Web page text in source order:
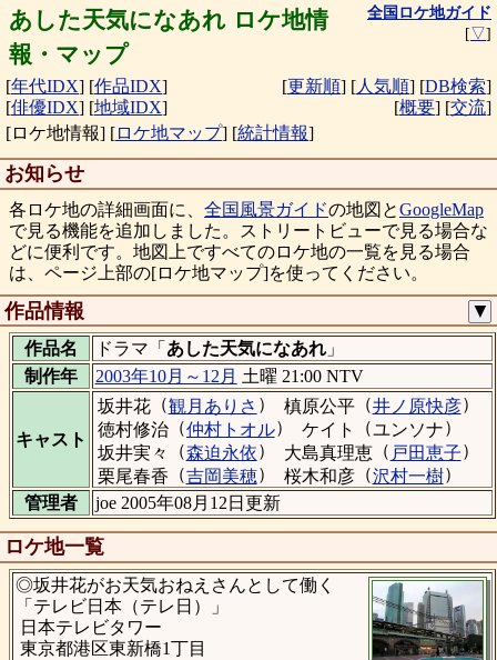
あした天気になあれ ロケ地情
報・マップ
全国ロケ地ガイド
[▽]
[年代IDX] [作品IDX]
[俳優IDX] [地域IDX]
[更新順] [人気順] [DB検索]
[概要] [交流]
[ロケ地情報] [ロケ地マップ] [統計情報]
お知らせ
各ロケ地の詳細画面に、 全国風景ガイドの地図とGoogleMap
で見る機能を追加しました。ストリートビューで見る場合な
どに便利です。地図上ですべてのロケ地の一覧を見る場合
は、ページ上部の[ロケ地マップ]を使ってください。
作品情報 ▼
作品名 ドラマ「 あした天気になあれ」
制作年
2003年10月～12月 土曜 21:00 NTV
キャスト
坂井花（観月ありさ ） 槙原公平（井ノ原快彦）
徳村修治（仲村トオル） ケイト （ユンソナ）
坂井実々
（森迫永依） 大島真理恵（ 戸田恵子）
栗尾春香 （吉岡美穂） 桜木和彦（沢村一樹）
管理者
joe 2005年08月12日更新
ロケ地一覧
◎坂井花がお天気おねえさんとして働く
「テレビ日本（テレ日）」
日本テレビタワー
東京都港区東新橋1丁目